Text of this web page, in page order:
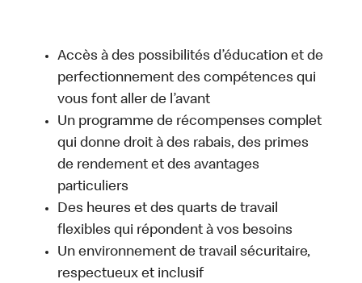
Accès à des possibilités d’éducation et de
perfectionnement des compétences qui
vous font aller de l’avant
Un programme de récompenses complet
qui donne droit à des rabais, des primes
de rendement et des avantages
particuliers
Des heures et des quarts de travail
flexibles qui répondent à vos besoins
Un environnement de travail sécuritaire,
respectueux et inclusif